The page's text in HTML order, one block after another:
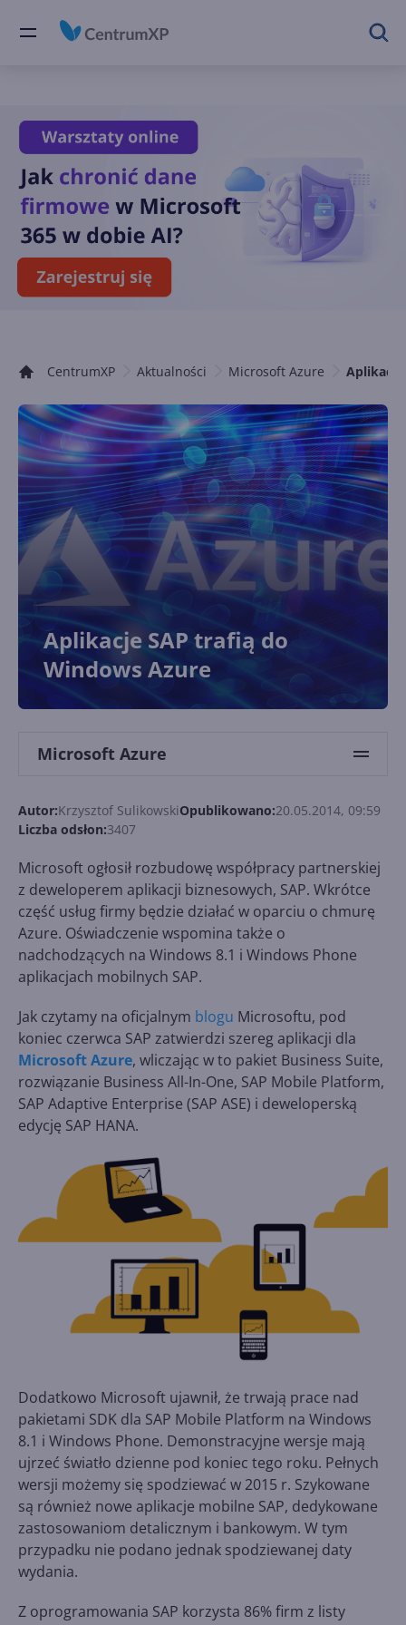
CentrumXP Aktualności Microsoft Azure
Aplikacje SAP trafią do
Windows Azure
Microsoft Azure
Autor:Krzysztof SulikowskiOpublikowano:20.05.2014, 09:59
Liczba odsłon:3407
Microsoft ogłosił rozbudowę współpracy partnerskiej
z deweloperem aplikacji biznesowych, SAP. Wkrótce
część usług firmy będzie działać w oparciu o chmurę
Azure. Oświadczenie wspomina także o
nadchodzących na Windows 8.1 i Windows Phone
aplikacjach mobilnych SAP.
Jak czytamy na oficjalnym blogu Microsoftu, pod
koniec czerwca SAP zatwierdzi szereg aplikacji dla
Microsoft Azure, wliczając w to pakiet Business Suite,
rozwiązanie Business All-In-One, SAP Mobile Platform,
SAP Adaptive Enterprise (SAP ASE) i deweloperską
edycję SAP HANA.
Dodatkowo Microsoft ujawnił, że trwają prace nad
pakietami SDK dla SAP Mobile Platform na Windows
8.1 i Windows Phone. Demonstracyjne wersje mają
ujrzeć światło dzienne pod koniec tego roku. Pełnych
wersji możemy się spodziewać w 2015 r. Szykowane
są również nowe aplikacje mobilne SAP, dedykowane
zastosowaniom detalicznym i bankowym. W tym
przypadku nie podano jednak spodziewanej daty
wydania.
Z oprogramowania SAP korzysta 86% firm z listy